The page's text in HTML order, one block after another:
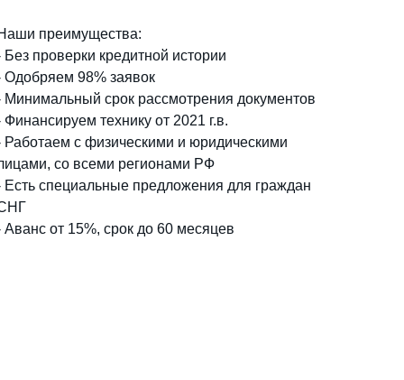
преимущества:
Без проверки кредитной истории
Одобряем 98% заявок
Минимальный срок рассмотрения документов
Финансируем технику от 2021 г.в.
Работаем с физическими и юридическими
со всеми регионами РФ
Есть специальные предложения для граждан
Аванс от 15%, срок до 60 месяцев